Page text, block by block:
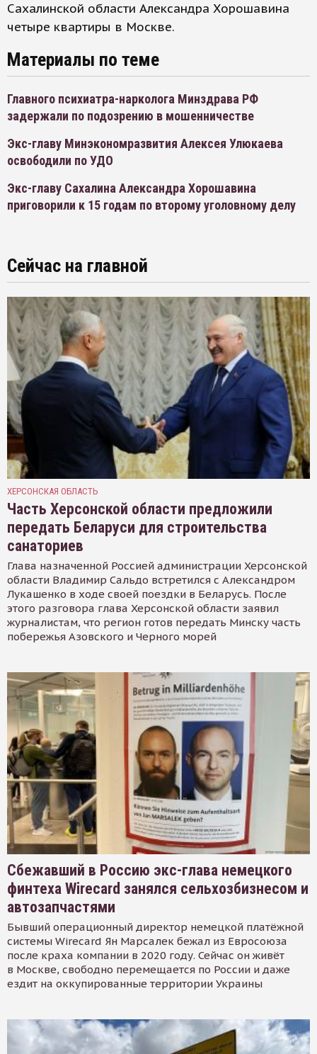
Сахалинской области Александра Хорошавина
четыре квартиры в Москве.
Материалы по теме
Главного психиатра-нарколога Минздрава РФ
задержали по подозрению в мошенничестве
Экс-главу Минэкономразвития Алексея Улюкаева
освободили по УДО
Экс-главу Сахалина Александра Хорошавина
приговорили к 15 годам по второму уголовному делу
Сейчас на главной
ХЕРСОНСКАЯ ОБЛАСТЬ
Часть Херсонской области предложили
передать Беларуси для строительства
санаториев
Глава назначенной Россией администрации Херсонской
области Владимир Сальдо встретился с Александром
Лукашенко в ходе своей поездки в Беларусь. После
этого разговора глава Херсонской области заявил
журналистам, что регион готов передать Минску часть
побережья Азовского и Черного морей
Сбежавший в Россию экс-глава немецкого
финтеха Wirecard занялся сельхозбизнесом и
автозапчастями
Бывший операционный директор немецкой платёжной
системы Wirecard Ян Марсалек бежал из Евросоюза
после краха компании в 2020 году. Сейчас он живёт
в Москве, свободно перемещается по России и даже
ездит на оккупированные территории Украины